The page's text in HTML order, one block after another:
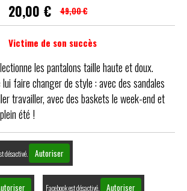
20,00 € 49,00 €
Victime de son succès
les pantalons taille haute et doux.
faire changer de style : avec des sandales
travailler, avec des baskets le week-end et
été !
désactivé. Autoriser
Facebook est désactivé. Autoriser